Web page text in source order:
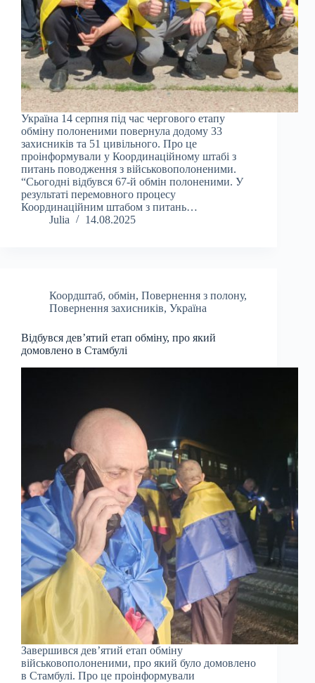
Україна 14 серпня під час чергового етапу
обміну полоненими повернула додому 33
захисників та 51 цивільного. Про це
проінформували у Координаційному штабі з
питань поводження з військовополоненими.
“Сьогодні відбувся 67-й обмін полоненими. У
результаті перемовного процесу
Координаційним штабом з питань…
Julia
14.08.2025
Коордштаб, обмін, Повернення з полону,
Повернення захисників, Україна
Відбувся дев’ятий етап обміну, про який
домовлено в Стамбулі
Завершився дев’ятий етап обміну
військовополоненими, про який було домовлено
в Стамбулі. Про це проінформували